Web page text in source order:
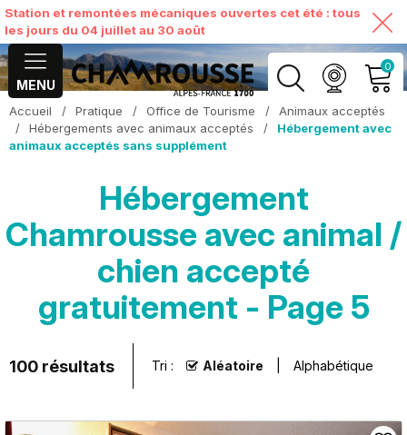
Station et remontées mécaniques ouvertes cet été : tous
les jours du 04 juillet au 30 août
MENU
0
MON COMPTE
Accueil / Pratique / Office de Tourisme /
Animaux acceptés
/
Hébergements avec animaux acceptés /
Hébergement avec
animaux acceptés sans supplément
Hébergement
Chamrousse avec animal /
chien accepté
gratuitement - Page 5
100résultats Tri : Aléatoire Alphabétique